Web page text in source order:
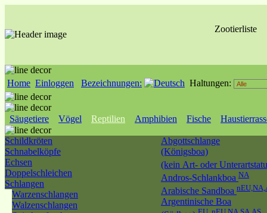
Zootierliste
Home Einloggen Bezeichnungen: Haltungen:
Säugetiere Vögel Reptilien Amphibien Fische
Schildkröten
Schnabelköpfe
Echsen
Doppelschleichen
Schlangen
Warzenschlangen
Walzenschlangen
Abgottschlange
(Königsboa)
(kein Art- oder
Andros-Schlankboa NA
Arabische Sandboa
Argentinische Boa